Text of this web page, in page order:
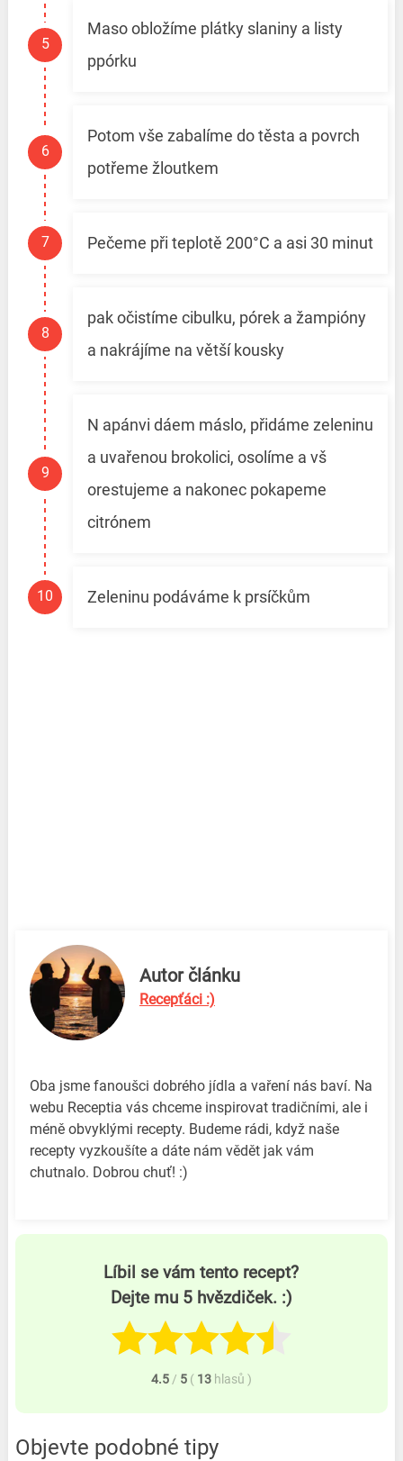
Maso obložíme plátky slaniny a listy
ppórku
Potom vše zabalíme do těsta a povrch
potřeme žloutkem
Pečeme při teplotě 200°C a asi 30 minut
pak očistíme cibulku, pórek a žampióny
a nakrájíme na větší kousky
N apánvi dáem máslo, přidáme zeleninu
a uvařenou brokolici, osolíme a vš
orestujeme a nakonec pokapeme
citrónem
Zeleninu podáváme k prsíčkům
Autor článku
Recepťáci :)
Oba jsme fanoušci dobrého jídla a vaření nás baví. Na
webu Receptia vás chceme inspirovat tradičními, ale i
méně obvyklými recepty. Budeme rádi, když naše
recepty vyzkoušíte a dáte nám vědět jak vám
chutnalo. Dobrou chuť! :)
Líbil se vám tento recept?
Dejte mu 5 hvězdiček. :)
4.5 / 5 ( 13 hlasů )
Objevte podobné tipy